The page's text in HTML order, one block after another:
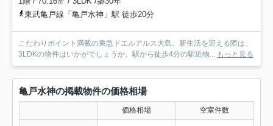
東武亀戸線「亀戸水神」駅 徒歩20分
こだわりポイント満載の東急ドエルアルス大島。新生活を迎える際は、
3LDKの物件はいかがでしょうか。駅から徒歩4分の駅近物... もっと見る
亀戸水神の掲載物件の価格相場
価格相場 空室件数